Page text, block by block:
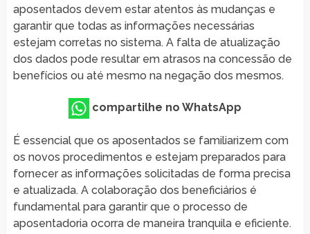
aposentados devem estar atentos às mudanças e
garantir que todas as informações necessárias
estejam corretas no sistema. A falta de atualização
dos dados pode resultar em atrasos na concessão de
benefícios ou até mesmo na negação dos mesmos.
compartilhe no WhatsApp
É essencial que os aposentados se familiarizem com
os novos procedimentos e estejam preparados para
fornecer as informações solicitadas de forma precisa
e atualizada. A colaboração dos beneficiários é
fundamental para garantir que o processo de
aposentadoria ocorra de maneira tranquila e eficiente.